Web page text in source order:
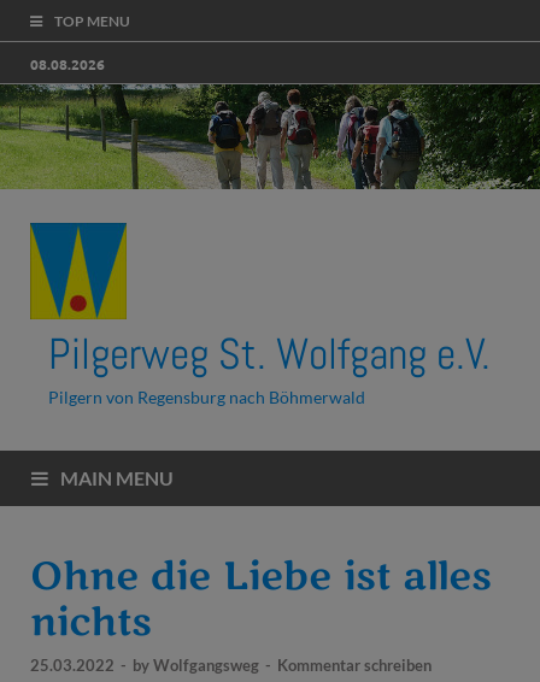
TOP MENU
08.08.2026
Pilgerweg St. Wolfgang e.V.
Pilgern von Regensburg nach Böhmerwald
MAIN MENU
Ohne die Liebe ist alles
nichts
25.03.2022 - byWolfgangsweg - Kommentar schreiben